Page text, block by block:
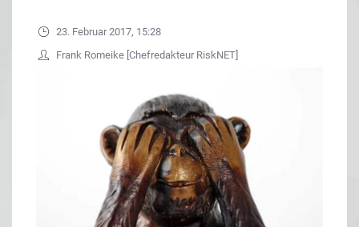
23. Februar 2017, 15:28
Frank Romeike [Chefredakteur RiskNET]